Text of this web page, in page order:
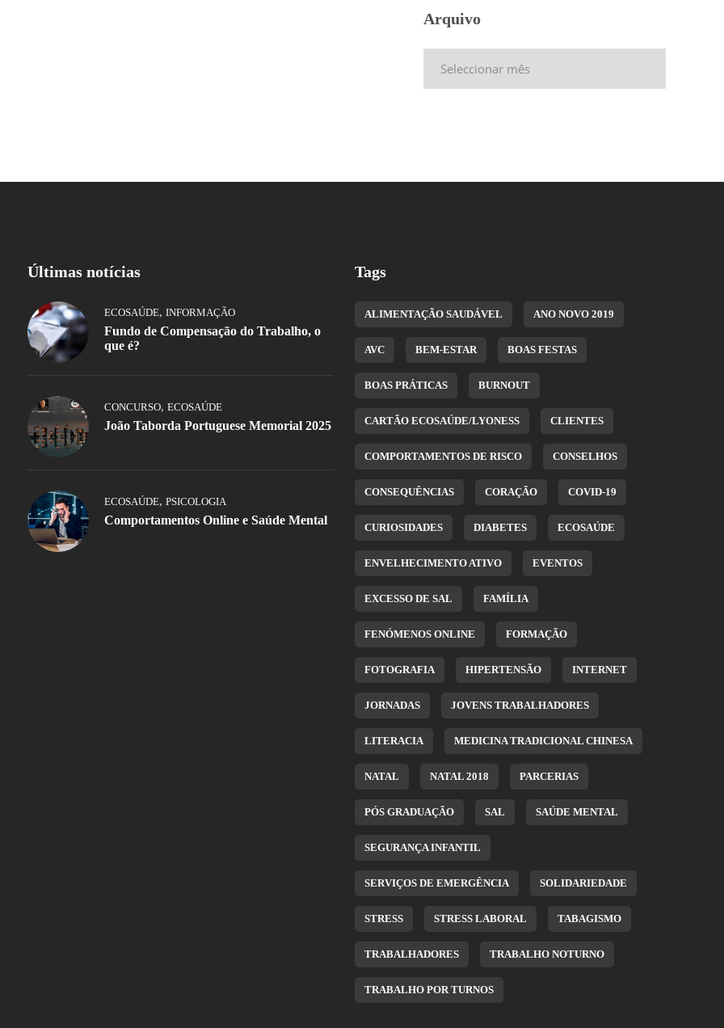
Arquivo
Últimas notícias
ECOSAÚDE, INFORMAÇÃO
Fundo de Compensação do Trabalho, o
que é?
CONCURSO, ECOSAÚDE
João Taborda Portuguese Memorial 2025
ECOSAÚDE, PSICOLOGIA
Comportamentos Online e Saúde Mental
Tags
ALIMENTAÇÃO SAUDÁVEL ANO NOVO 2019
AVC BEM-ESTAR BOAS FESTAS
BOAS PRÁTICAS BURNOUT
CARTÃO ECOSAÚDE/LYONESS CLIENTES
COMPORTAMENTOS DE RISCO CONSELHOS
CONSEQUÊNCIAS CORAÇÃO COVID-19
CURIOSIDADES DIABETES ECOSAÚDE
ENVELHECIMENTO ATIVO EVENTOS
EXCESSO DE SAL FAMÍLIA
FENÓMENOS ONLINE FORMAÇÃO
FOTOGRAFIA HIPERTENSÃO INTERNET
JORNADAS JOVENS TRABALHADORES
LITERACIA MEDICINA TRADICIONAL CHINESA
NATAL NATAL 2018 PARCERIAS
PÓS GRADUAÇÃO SAL SAÚDE MENTAL
SEGURANÇA INFANTIL
SERVIÇOS DE EMERGÊNCIA SOLIDARIEDADE
STRESS STRESS LABORAL TABAGISMO
TRABALHADORES TRABALHO NOTURNO
TRABALHO POR TURNOS